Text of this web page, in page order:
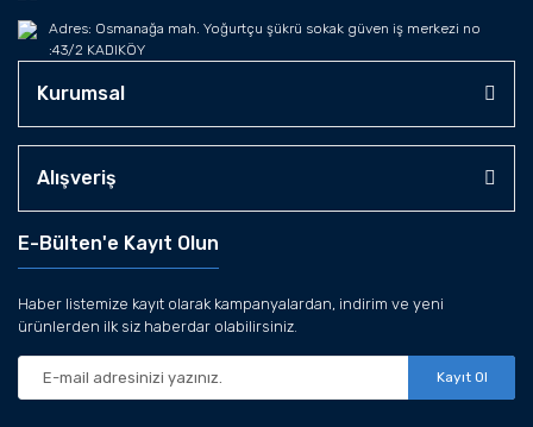
Adres: Osmanağa mah. Yoğurtçu şükrü sokak güven iş merkezi no
:43/2 KADIKÖY
Kurumsal
Alışveriş
E-Bülten'e Kayıt Olun
Haber listemize kayıt olarak kampanyalardan, indirim ve yeni
ürünlerden ilk siz haberdar olabilirsiniz.
Kayıt Ol